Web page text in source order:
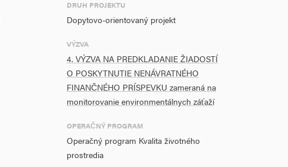
DRUH PROJEKTU
Dopytovo-orientovaný projekt
VÝZVA
4. VÝZVA NA PREDKLADANIE ŽIADOSTÍ
O POSKYTNUTIE NENÁVRATNÉHO
FINANČNÉHO PRÍSPEVKU zameraná na
monitorovanie environmentálnych záťaží
OPERAČNÝ PROGRAM
Operačný program Kvalita životného
prostredia